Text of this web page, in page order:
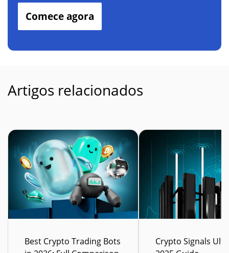
Comece agora
Artigos relacionados
Best Crypto Trading Bots
Crypto Signals